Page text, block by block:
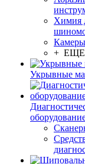
Химия
Камеры
+ ЕЩЕ
Укрывные